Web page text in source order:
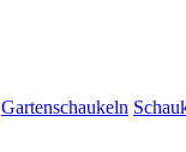
Gartenschaukeln